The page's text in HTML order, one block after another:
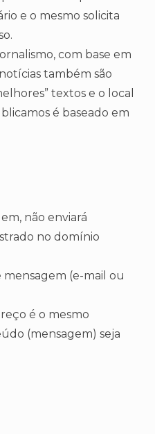
e o mesmo solicita
com base em
também são
textos e o local
é baseado em
não enviará
no domínio
(e-mail ou
é o mesmo
(mensagem) seja